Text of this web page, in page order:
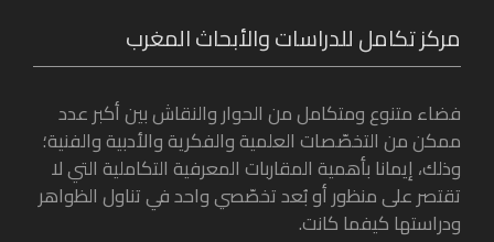
مركز تكامل للدراسات والأبحاث المغرب
فضاء متنوع ومتكامل من الحوار والنقاش بين أكبر عدد
ممكن من التخصّصات العلمية والفكرية والأدبية والفنية؛
وذلك، إيمانا بأهمية المقاربات المعرفية التكاملية التي لا
تقتصر على منظور أو بُعد تخصّصي واحد في تناول الظواهر
ودراستها كيفما كانت.